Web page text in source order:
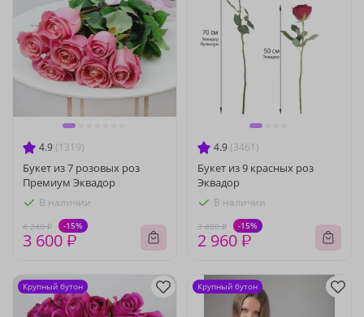
4.9 (1319)
Букет из 7 розовых роз
Премиум Эквадор
В наличии
4 240 ₽ -15%
3 600 ₽
4.9 (3461)
Букет из 9 красных роз
Эквадор
В наличии
3 480 ₽ -15%
2 960 ₽
Крупный бутон Крупный бутон